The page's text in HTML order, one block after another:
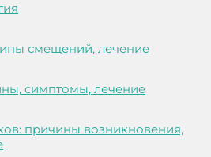
смещений, лечение
симптомы, лечение
причины возникновения,